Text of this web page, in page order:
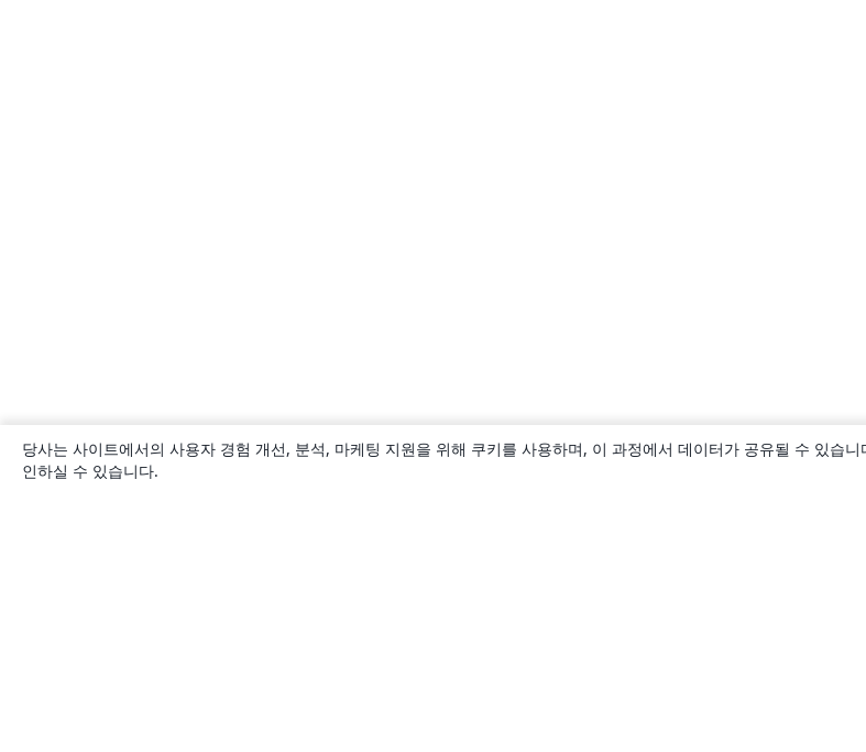
당사는 사이트에서의 사용자 경험 개선, 분석, 마케팅 지원을 위해 쿠키를 사용하며, 이 과정에서 데이터가 공유될 수 있습니
인하실 수 있습니다.